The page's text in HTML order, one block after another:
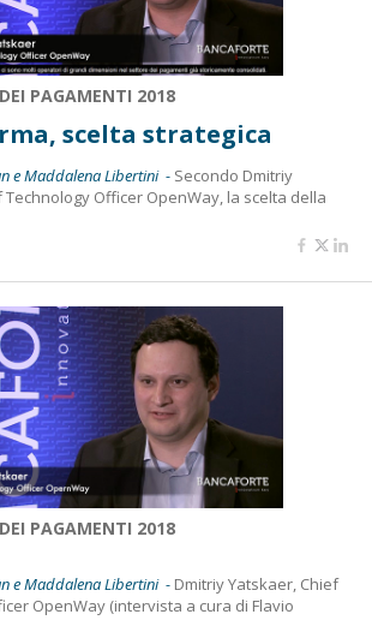
PAGAMENTI 2018
scelta strategica
e Maddalena Libertini - Secondo Dmitriy
Technology Officer OpenWay, la scelta della
PAGAMENTI 2018
e Maddalena Libertini - Dmitriy Yatskaer, Chief
OpenWay (intervista a cura di Flavio